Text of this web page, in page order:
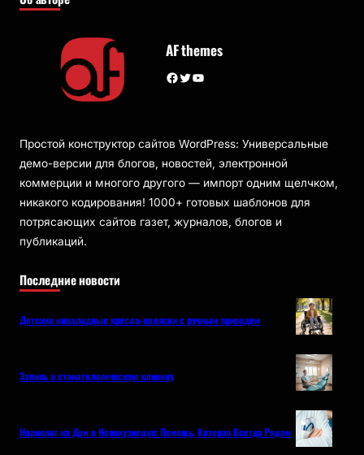
AF themes
Facebook Twitter YouTube
Простой конструктор сайтов WordPress: Универсальные
демо-версии для блогов, новостей, электронной
коммерции и многого другого — импорт одним щелчком,
никакого кодирования! 1000+ готовых шаблонов для
потрясающих сайтов газет, журналов, блогов и
публикаций.
Последние новости
Детские инвалидные кресла-коляски с ручным приводом
Запись в стоматологическую клинику
Нарколог на Дом в Новокузнецке: Помощь, Которая Всегда Рядом